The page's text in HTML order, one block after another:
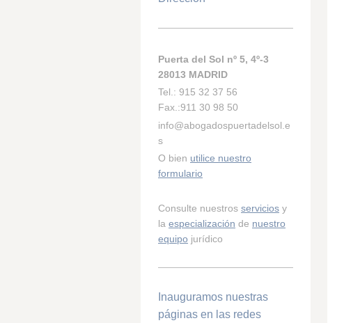
Puerta del Sol nº 5, 4º-3
28013 MADRID
Tel.: 915 32 37 56
Fax.:911 30 98 50
info@abogadospuertadelsol.e
s
O bien utilice nuestro
formulario
Consulte nuestros servicios y
la especialización de nuestro
equipo jurídico
Inauguramos nuestras
páginas en las redes